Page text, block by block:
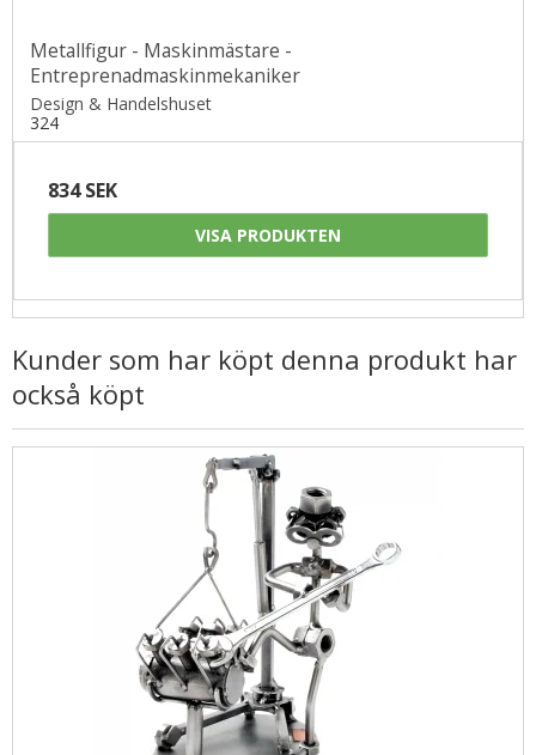
Metallfigur - Maskinmästare -
Entreprenadmaskinmekaniker
Design & Handelshuset
324
834 SEK
VISA PRODUKTEN
Kunder som har köpt denna produkt har
också köpt